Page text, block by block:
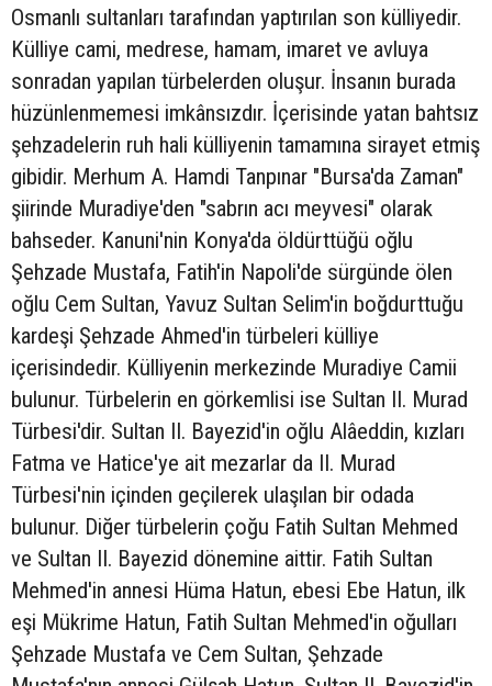
Osmanlı sultanları tarafından yaptırılan son külliyedir.
Külliye cami, medrese, hamam, imaret ve avluya
sonradan yapılan türbelerden oluşur. İnsanın burada
hüzünlenmemesi imkânsızdır. İçerisinde yatan bahtsız
şehzadelerin ruh hali külliyenin tamamına sirayet etmiş
gibidir. Merhum A. Hamdi Tanpınar "Bursa'da Zaman"
şiirinde Muradiye'den "sabrın acı meyvesi" olarak
bahseder. Kanuni'nin Konya'da öldürttüğü oğlu
Şehzade Mustafa, Fatih'in Napoli'de sürgünde ölen
oğlu Cem Sultan, Yavuz Sultan Selim'in boğdurttuğu
kardeşi Şehzade Ahmed'in türbeleri külliye
içerisindedir. Külliyenin merkezinde Muradiye Camii
bulunur. Türbelerin en görkemlisi ise Sultan II. Murad
Türbesi'dir. Sultan II. Bayezid'in oğlu Alâeddin, kızları
Fatma ve Hatice'ye ait mezarlar da II. Murad
Türbesi'nin içinden geçilerek ulaşılan bir odada
bulunur. Diğer türbelerin çoğu Fatih Sultan Mehmed
ve Sultan II. Bayezid dönemine aittir. Fatih Sultan
Mehmed'in annesi Hüma Hatun, ebesi Ebe Hatun, ilk
eşi Mükrime Hatun, Fatih Sultan Mehmed'in oğulları
Şehzade Mustafa ve Cem Sultan, Şehzade